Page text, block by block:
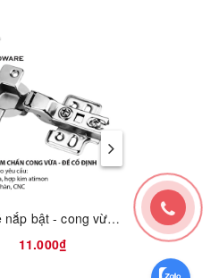
Bản lề nắp bật - cong vừa - giảm chấn đế cố định 1200.2.01332
11.000₫